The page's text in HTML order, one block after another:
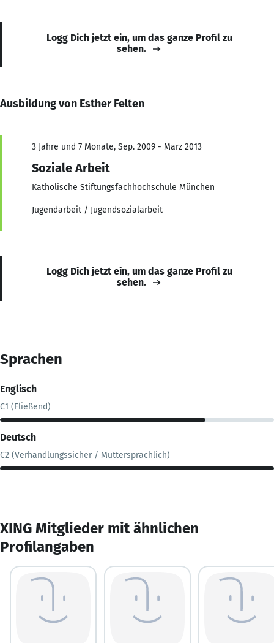
Logg Dich jetzt ein, um das ganze Profil zu
sehen.
Ausbildung von Esther Felten
3 Jahre und 7 Monate, Sep. 2009 - März 2013
Soziale Arbeit
Katholische Stiftungsfachhochschule München
Jugendarbeit / Jugendsozialarbeit
Logg Dich jetzt ein, um das ganze Profil zu
sehen.
Sprachen
Englisch
C1 (Fließend)
Deutsch
C2 (Verhandlungssicher / Muttersprachlich)
XING Mitglieder mit ähnlichen
Profilangaben